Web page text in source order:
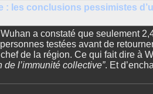
: les conclusions pessimistes
a constaté que seulement
testées avant de
de la région. Ce qui fait dire à
de l’immunité collective”. Et